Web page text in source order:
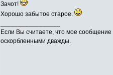
Зачот!
Хорошо забытое старое.
Если Вы считаете, что мое сообщение
оскорбленными дважды.